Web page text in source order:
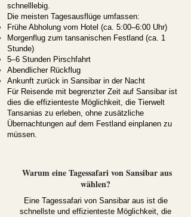
schnelllebig.
Die meisten Tagesausflüge umfassen:
Frühe Abholung vom Hotel (ca. 5:00–6:00 Uhr)
Morgenflug zum tansanischen Festland (ca. 1
Stunde)
5–6 Stunden Pirschfahrt
Abendlicher Rückflug
Ankunft zurück in Sansibar in der Nacht
Für Reisende mit begrenzter Zeit auf Sansibar ist
dies die effizienteste Möglichkeit, die Tierwelt
Tansanias zu erleben, ohne zusätzliche
Übernachtungen auf dem Festland einplanen zu
müssen.
Warum eine Tagessafari von Sansibar aus
wählen?
Eine Tagessafari von Sansibar aus ist die
schnellste und effizienteste Möglichkeit, die